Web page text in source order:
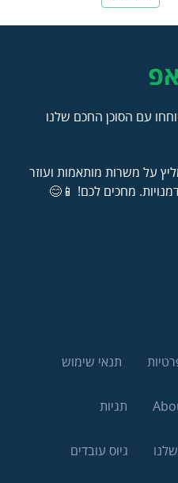
עם הסוכן החכם שלנו
על משרות מותאמות ועוזר
מחכים לכם! 📱😊
תנאי שימוש
תגיות
גיוס עובדים